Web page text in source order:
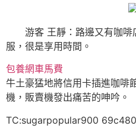
游客 王靜：路邊又有咖
服，很是享用時間。
包養網車馬費
牛土豪猛地將信用卡插進咖啡
機，販賣機發出痛苦的呻吟。
TC:sugarpopular900